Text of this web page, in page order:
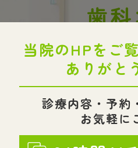
歯
HOME ブログ 歯科